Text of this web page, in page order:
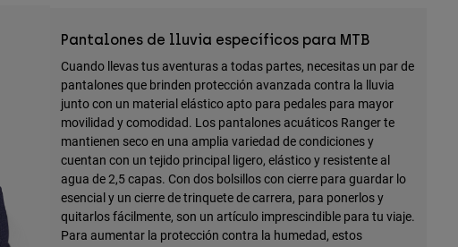
Pantalones de lluvia específicos para MTB
Cuando llevas tus aventuras a todas partes, necesitas un par de
pantalones que brinden protección avanzada contra la lluvia
junto con un material elástico apto para pedales para mayor
movilidad y comodidad. Los pantalones acuáticos Ranger te
mantienen seco en una amplia variedad de condiciones y
cuentan con un tejido principal ligero, elástico y resistente al
agua de 2,5 capas. Con dos bolsillos con cierre para guardar lo
esencial y un cierre de trinquete de carrera, para ponerlos y
quitarlos fácilmente, son un artículo imprescindible para tu viaje.
Para aumentar la protección contra la humedad, estos